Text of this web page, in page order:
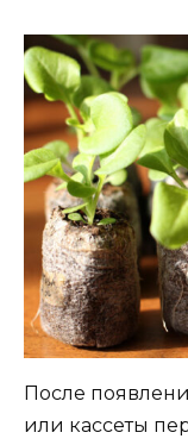
После
или кассеты